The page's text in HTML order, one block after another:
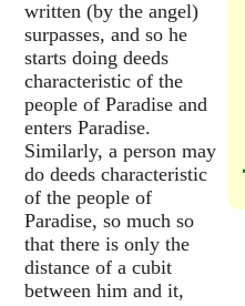
written (by the angel)
surpasses, and so he
starts doing deeds
characteristic of the
people of Paradise and
enters Paradise.
Similarly, a person may
do deeds characteristic
of the people of
Paradise, so much so
that there is only the
distance of a cubit
between him and it,